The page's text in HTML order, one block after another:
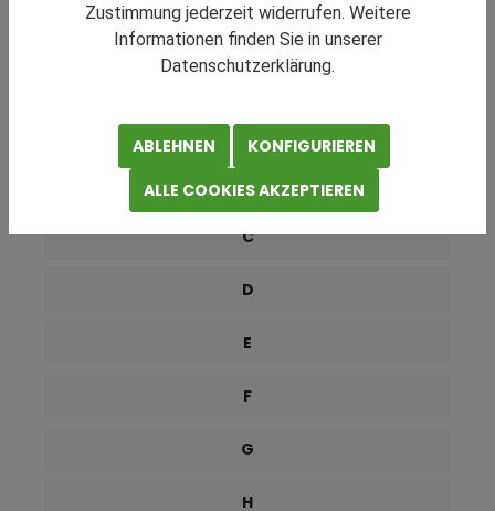
RATGEBER NAVIGATION
0-9
A
B
C
D
E
F
G
H
Zustimmung jederzeit widerrufen. Weitere
Informationen finden Sie in unserer
Datenschutzerklärung.
ABLEHNEN
KONFIGURIEREN
ALLE COOKIES AKZEPTIEREN